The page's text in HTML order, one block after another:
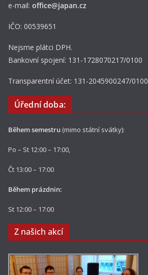
e-mail: office@japan.cz
IČO: 00539651
Nejsme plátci DPH.
Bankovní spojení: 131-1728070217/0100
Transparentní účet: 131-2045900247/0100
Úřední doba:
Během semestru (mimo státní svátky):
Po – St 12:00 – 17:00,
Čt 13:00 – 17:00
Během prázdnin:
St 12:00 – 17:00
Z našich akcí